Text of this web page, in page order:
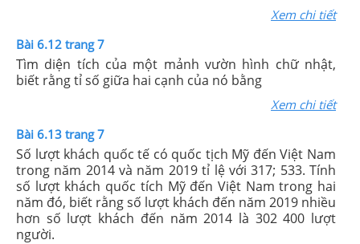
Xem chi tiết
Bài 6.12 trang 7
Tìm diện tích của một mảnh vườn hình chữ nhật,
biết rằng tỉ số giữa hai cạnh của nó bằng
Xem chi tiết
Bài 6.13 trang 7
Số lượt khách quốc tế có quốc tịch Mỹ đến Việt Nam
trong năm 2014 và năm 2019 tỉ lệ với 317; 533. Tính
số lượt khách quốc tích Mỹ đến Việt Nam trong hai
năm đó, biết rằng số lượt khách đến năm 2019 nhiều
hơn số lượt khách đến năm 2014 là 302 400 lượt
người.